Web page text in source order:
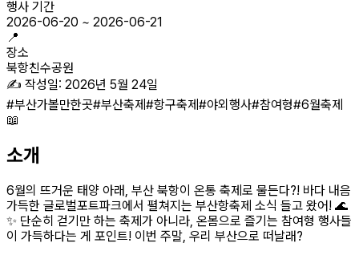
행사 기간
2026-06-20 ~ 2026-06-21
📍
장소
북항친수공원
✍️ 작성일: 2026년 5월 24일
#부산가볼만한곳#부산축제#항구축제#야외행사#참여형#6월축제
📖
소개
6월의 뜨거운 태양 아래, 부산 북항이 온통 축제로 물든다?! 바다 내음
가득한 글로벌포트파크에서 펼쳐지는 부산항축제 소식 들고 왔어! 🌊
✨ 단순히 걷기만 하는 축제가 아니라, 온몸으로 즐기는 참여형 행사들
이 가득하다는 게 포인트! 이번 주말, 우리 부산으로 떠날래?